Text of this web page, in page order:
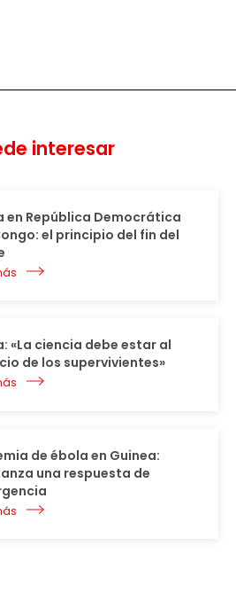
interesar
en República Democrática
el principio del fin del
«La ciencia debe estar al
de los supervivientes»
de ébola en Guinea:
una respuesta de